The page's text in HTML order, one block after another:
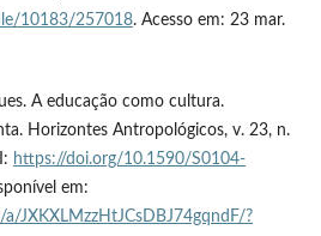
10183/257018. Acesso em: 23 mar.
A educação como cultura.
Horizontes Antropológicos, v. 23, n.
https://doi.org/10.1590/S0104-
em:
JXKXLMzzHtJCsDBJ74gqndF/?